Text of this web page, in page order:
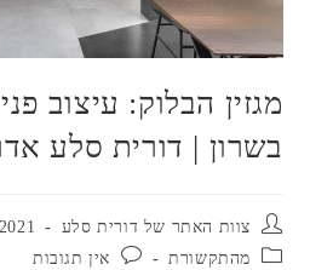
מגזין הבלוק: עיצוב
בשרון | דורית סלע
מחבר:צוות האתר של דורית סלע
קטגוריה:מהתקשורת תגובות:אין תגובות